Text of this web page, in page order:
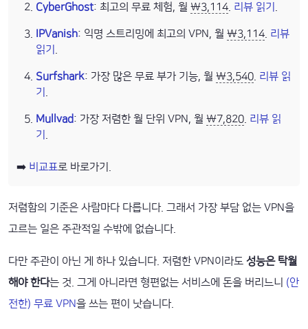
CyberGhost: 최고의 무료 체험, 월 ₩3,114 리뷰 읽기
IPVanish: 익명 스트리밍에 최고의 VPN, 월 ₩3,114 리뷰
읽기
Surfshark: 가장 많은 무료 부가 기능, 월 ₩3,540 리뷰 읽
기
Mullvad: 가장 저렴한 월 단위 VPN, 월 ₩7,820 리뷰 읽
기
➡️ 비교표로 바로가기.
저렴함의 기준은 사람마다 다릅니다. 그래서 가장 부담 없는 VPN을
고르는 일은 주관적일 수밖에 없습니다.
다만 주관이 아닌 게 하나 있습니다. 저렴한 VPN이라도 성능은 탁월
해야 한다는 것. 그게 아니라면 형편없는 서비스에 돈을 버리느니 (안
전한) 무료 VPN을 쓰는 편이 낫습니다.